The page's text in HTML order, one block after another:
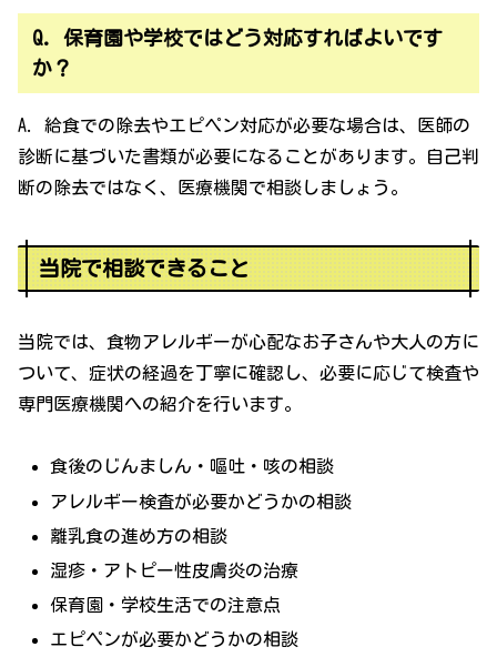
Q. 保育園や学校ではどう対応すればよいです
か？
A. 給食での除去やエピペン対応が必要な場合は、医師の
診断に基づいた書類が必要になることがあります。自己判
断の除去ではなく、医療機関で相談しましょう。
当院で相談できること
当院では、食物アレルギーが心配なお子さんや大人の方に
ついて、症状の経過を丁寧に確認し、必要に応じて検査や
専門医療機関への紹介を行います。
食後のじんましん・嘔吐・咳の相談
アレルギー検査が必要かどうかの相談
離乳食の進め方の相談
湿疹・アトピー性皮膚炎の治療
保育園・学校生活での注意点
エピペンが必要かどうかの相談